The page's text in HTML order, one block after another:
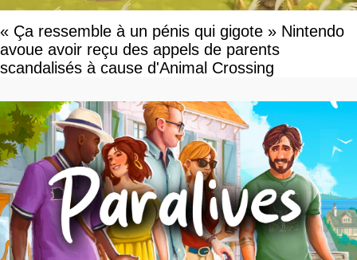
« Ça ressemble à un pénis qui gigote » Nintendo
avoue avoir reçu des appels de parents
scandalisés à cause d'Animal Crossing